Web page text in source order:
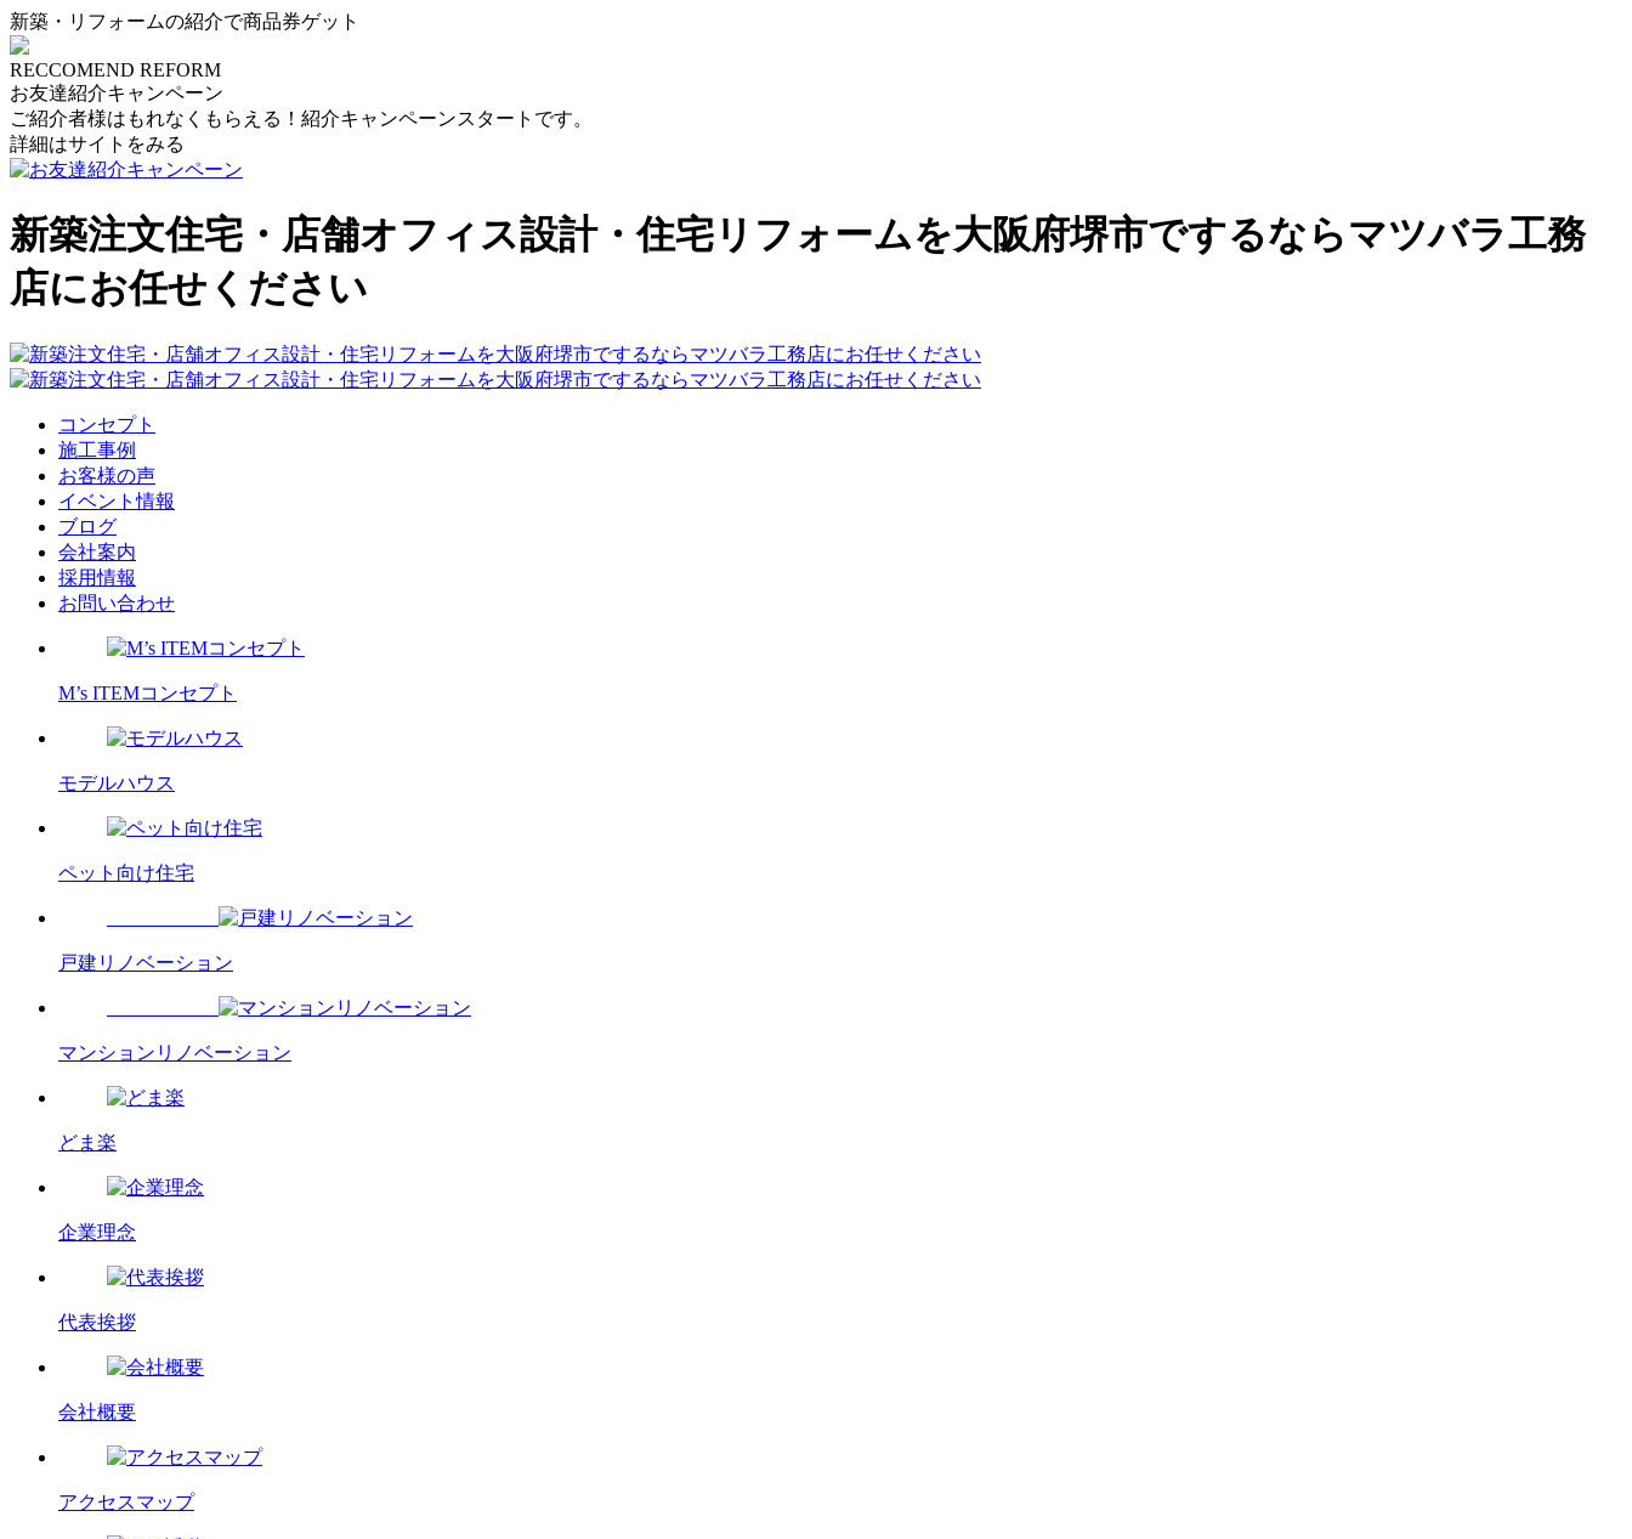
新築・リフォームの紹介で商品券ゲット
RECCOMEND REFORM
お友達紹介キャンペーン
ご紹介者様はもれなくもらえる！紹介キャンペーンスタートです。
詳細はサイトをみる
新築注文住宅・店舗オフィス設計・住宅リフォームを大阪府堺市でするならマツバラ工務
店にお任せください
コンセプト
施工事例
お客様の声
イベント情報
ブログ
会社案内
採用情報
お問い合わせ
M’s ITEMコンセプト
モデルハウス
ペット向け住宅
戸建リノベーション
マンションリノベーション
どま楽
企業理念
代表挨拶
会社概要
アクセスマップ